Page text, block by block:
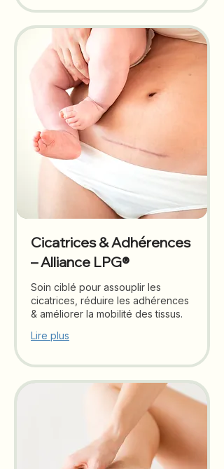
Cicatrices & Adhérences
– Alliance LPG®
Soin ciblé pour assouplir les
cicatrices, réduire les adhérences
& améliorer la mobilité des tissus.
Lire plus